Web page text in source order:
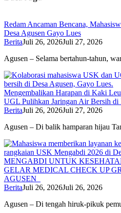
Redam Ancaman Bencana,
Desa Agusen Gayo Lues
BeritaJuli 26, 2026Juli 27, 2026
Agusen – Selama bertahun-tahun,
Mengembalikan Harapan di Kaki
UGL Pulihkan Jaringan Air Bersih di
BeritaJuli 26, 2026Juli 27, 2026
Agusen – Di balik hamparan hijau
MENGABDI UNTUK
GELAR MEDICAL CHECK UP
AGUSEN
BeritaJuli 26, 2026Juli 26, 2026
Agusen – Di tengah hiruk-pikuk